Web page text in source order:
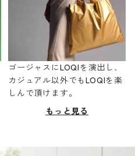
ゴージャスにLOQIを演出し、
カジュアル以外でもLOQIを楽
しんで頂けます。
もっと見る